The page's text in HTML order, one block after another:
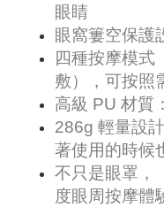
眼睛
眼窩簍空保護
四種按摩模式
敷），可按照
高級 PU 材質
286g 輕量設
著使用的時候
不只是眼罩，
度眼周按摩體